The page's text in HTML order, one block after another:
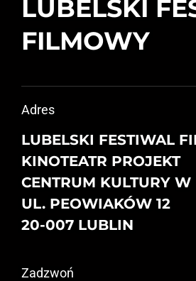
LUBELSKI
FILMOWY
Adres
LUBELSKI FESTIWAL
KINOTEATR PROJEKT
CENTRUM KULTURY
UL. PEOWIAKÓW 12
20-007 LUBLIN
Zadzwoń